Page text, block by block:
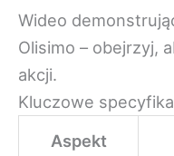
Wideo
Olisimo – obejrzyj,
akcji.
Kluczowe
Aspekt